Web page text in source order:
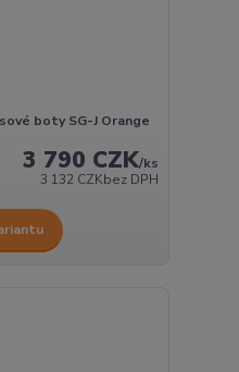
boty SG-J Orange
3 790 CZK/ks
3 132 CZKbez DPH